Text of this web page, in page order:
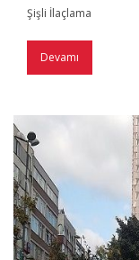
Şişli İlaçlama
Devamı